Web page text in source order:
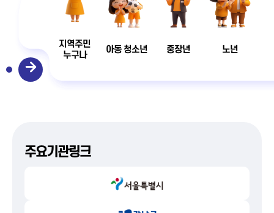
지역주민
누구나
아동 청소년 중장년 노년
주요기관링크